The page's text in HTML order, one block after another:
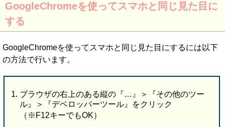
GoogleChromeを使ってスマホと同じ見た目に
する
GoogleChromeを使ってスマホと同じ見た目にするには以下
の方法で行います。
ブラウザの右上のある縦の『…』＞『その他のツー
ル』＞『デベロッパーツール』をクリック
（※F12キーでもOK）